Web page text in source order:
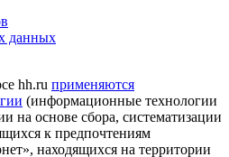
данных
hh.ru применяются
(информационные технологии
на основе сбора, систематизации
к предпочтениям
находящихся на территории